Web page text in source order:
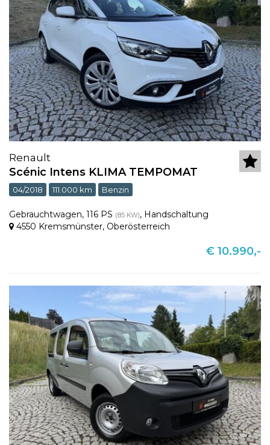
Renault
Scénic Intens KLIMA TEMPOMAT
04/2018 111.000 km Benzin
Gebrauchtwagen, 116 PS (85 KW), Handschaltung
4550 Kremsmünster, Oberösterreich
€ 10.990,-